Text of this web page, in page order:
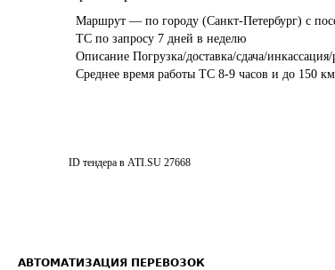
Среднее время работы ТС 8-9 часов и до 150
ID тендера в ATI.SU 27668
АВТОМАТИЗАЦИЯ ПЕРЕВОЗОК